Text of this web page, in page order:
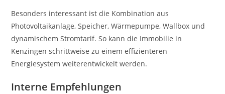
Besonders interessant ist die Kombination aus
Photovoltaikanlage, Speicher, Wärmepumpe, Wallbox und
dynamischem Stromtarif. So kann die Immobilie in
Kenzingen schrittweise zu einem effizienteren
Energiesystem weiterentwickelt werden.
Interne Empfehlungen